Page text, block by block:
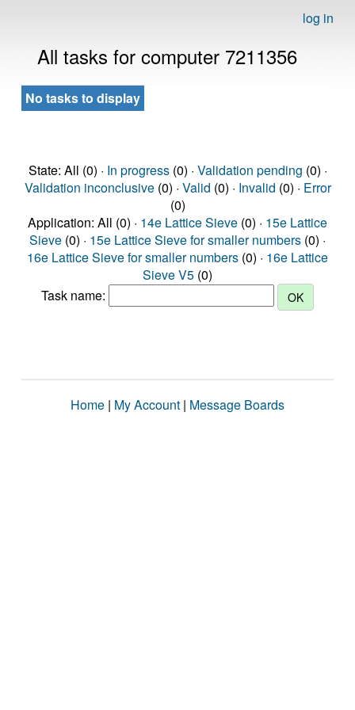
log in
All tasks for computer 7211356
No tasks to display
State: All (0) · In progress(0) · Validation pending (0) ·
Validation inconclusive(0) · Valid (0) · Invalid (0) · Error
(0)
Application: All (0) · 14e Lattice Sieve (0) · 15e Lattice
Sieve (0) · 15e Lattice Sieve for smaller numbers (0) ·
16e Lattice Sieve for smaller numbers (0) · 16e Lattice
Sieve V5 (0)
Task name:
Home | My Account | Message Boards